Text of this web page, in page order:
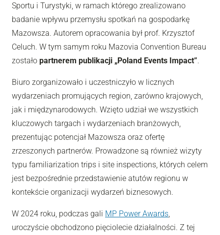
Sportu i Turystyki, w ramach którego zrealizowano
badanie wpływu przemysłu spotkań na gospodarkę
Mazowsza. Autorem opracowania był prof. Krzysztof
Celuch. W tym samym roku Mazovia Convention Bureau
zostało partnerem publikacji „Poland Events Impact”.
Biuro zorganizowało i uczestniczyło w licznych
wydarzeniach promujących region, zarówno krajowych,
jak i międzynarodowych. Wzięto udział we wszystkich
kluczowych targach i wydarzeniach branżowych,
prezentując potencjał Mazowsza oraz ofertę
zrzeszonych partnerów. Prowadzone są również wizyty
typu familiarization trips i site inspections, których celem
jest bezpośrednie przedstawienie atutów regionu w
kontekście organizacji wydarzeń biznesowych.
W 2024 roku, podczas gali MP Power Awards
uroczyście obchodzono pięciolecie działalności. Z tej